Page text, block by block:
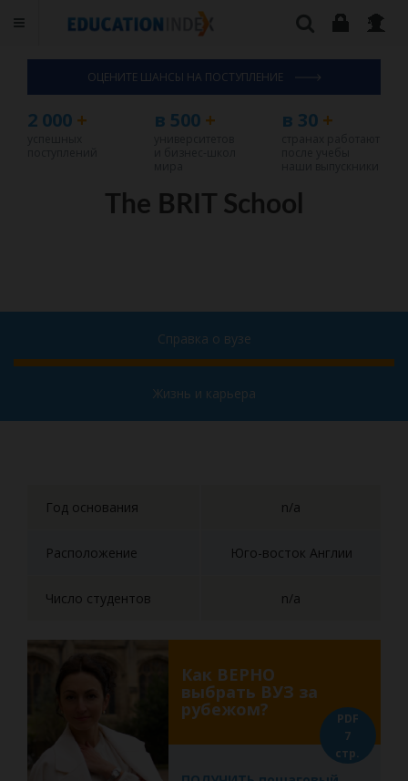
ОЦЕНИТЕ ШАНСЫ НА ПОСТУПЛЕНИЕ
2 000 + в 500 + в 30+
The BRIT School
Справка о вузе
Жизнь и карьера
Год основания n/a
Расположение Юго-восток Англии
Число студентов n/a
Как ВЕРНО
выбрать ВУЗ за
рубежом?
PDF
7
стр.